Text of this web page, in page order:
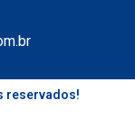
reservados!